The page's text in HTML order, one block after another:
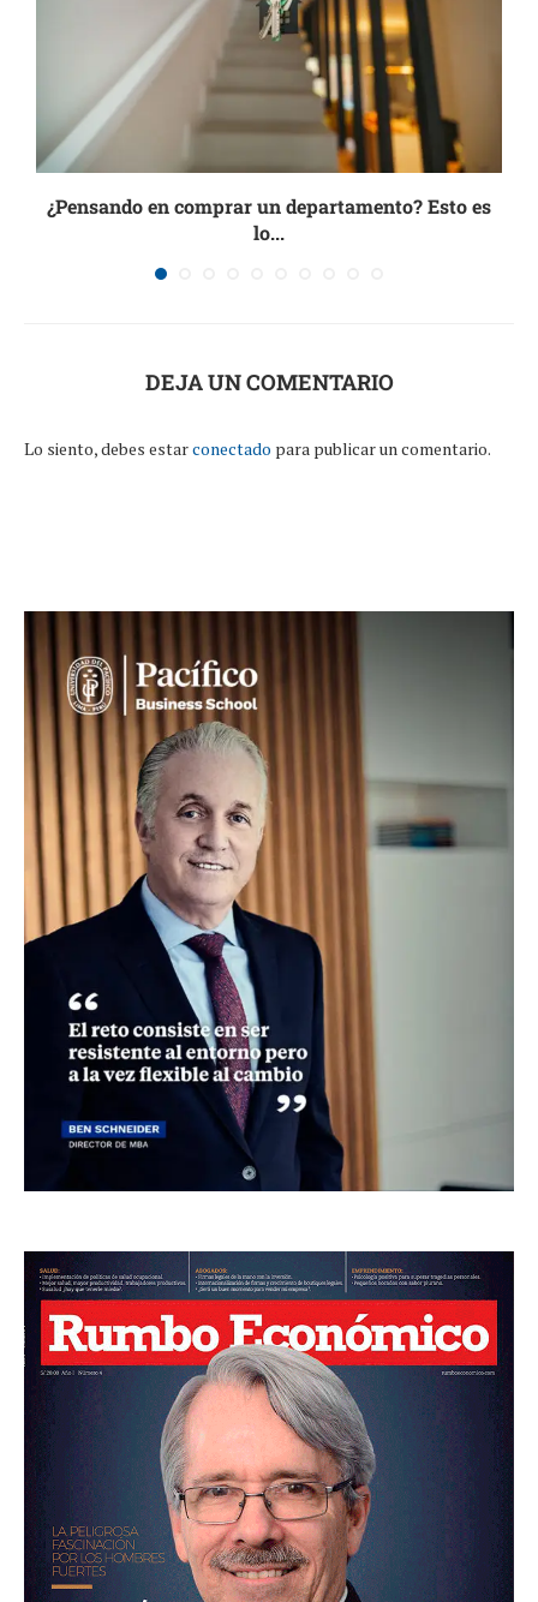
¿Pensando en comprar un departamento? Esto es
lo...
DEJA UN COMENTARIO
Lo siento, debes estarconectado para publicar un comentario.